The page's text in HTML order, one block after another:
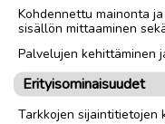
Kohdennettu mainonta
sisällön mittaaminen
Palvelujen kehittäminen
Erityisominaisuudet
Tarkkojen sijaintitietojen